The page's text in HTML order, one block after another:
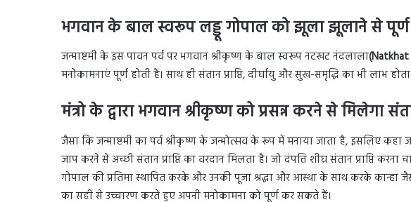
भगवान के बाल स्वरूप लड्डू गोपाल को झूला झूलाने से पूर्ण
जन्माष्टमी के इस पावन पर्व पर भगवान श्रीकृष्ण के बाल स्वरूप नटखट नंदलाला(Natkhat
मनोकामनाएं पूर्ण होती हैं। साथ ही संतान प्राप्ति, दीर्घायु और सुख-समृद्धि का भी लाभ
मंत्रो के द्वारा भगवान श्रीकृष्ण को प्रसन्न करने से मिलेगा
जैसा कि जन्माष्टमी का पर्व श्रीकृष्ण के जन्मोत्सव के रूप में मनाया जाता है, इसलिए कहा
जाप करने से अच्छी संतान प्राप्ति का वरदान मिलता है। जो दंपत्ति शीघ्र संतान प्राप्ति
गोपाल की प्रतिमा स्थापित करके और उनकी पूजा श्रद्धा और आस्था के साथ करके कान्हा
का सही से उच्चारण करते हुए अपनी मनोकामना को पूर्ण कर सकते हैं।